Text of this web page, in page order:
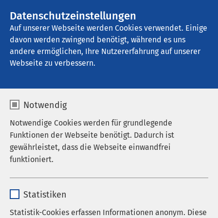
Datenschutzeinstellungen
Auf unserer Webseite werden Cookies verwendet. Einige
davon werden zwingend benötigt, während es uns
andere ermöglichen, Ihre Nutzererfahrung auf unserer
Webseite zu verbessern.
Notwendig
Notwendige Cookies werden für grundlegende
Funktionen der Webseite benötigt. Dadurch ist
gewährleistet, dass die Webseite einwandfrei
funktioniert.
Anbieter sgalinski
Statistiken
Statistik-Cookies erfassen Informationen anonym. Diese
AMEOS Klinikum Halberstadt
Geschichte
Das AMEOS Klinikum Halberstadt ist eine
Einrichtung mit Tradition und kann auf eine mehr
zurückblicken.